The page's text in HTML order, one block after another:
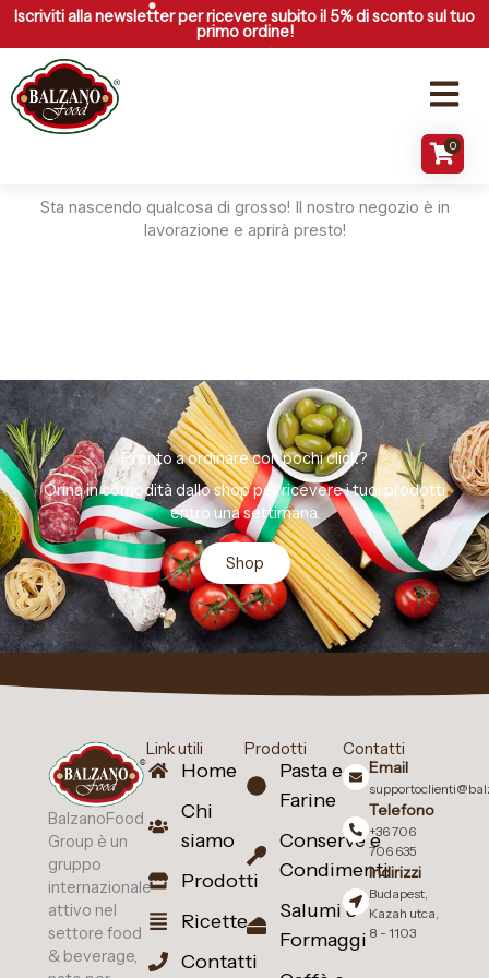
Vai
contenuto
Iscriviti alla newsletter per ricevere subito il 5% di sconto sul tuo
primo ordine!
Menu
0
Sta nascendo qualcosa di grosso! Il nostro negozio è in
lavorazione e aprirà presto!
Pronto a ordinare con pochi click?
Orina in comodità dallo shop per ricevere i tuoi prodotti
entro una settimana.
Shop
BalzanoFood
Group è un
gruppo
internazionale
attivo nel
settore food
& beverage,
Link utili
Home
Chi
siamo
Prodotti
Ricette
Contatti
Prodotti
Pasta e
Farine
Conserve e
Condimenti
Salumi e
Formaggi
Contatti
Email
Telefono
+36 706
706 635
Indirizzi
Budapest,
Kazah utca,
8 - 1103